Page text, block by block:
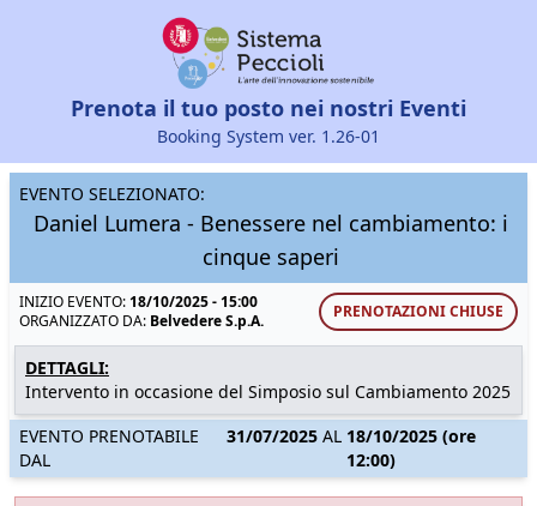
Prenota il tuo posto nei nostri Eventi
Booking System ver. 1.26-01
EVENTO SELEZIONATO:
Daniel Lumera - Benessere nel cambiamento: i
cinque saperi
INIZIO EVENTO:18/10/2025 - 15:00
ORGANIZZATO DA: Belvedere S.p.A. PRENOTAZIONI CHIUSE
DETTAGLI:
Intervento in occasione del Simposio sul Cambiamento 2025
EVENTO PRENOTABILE
DAL
31/07/2025 AL 18/10/2025 (ore
12:00)